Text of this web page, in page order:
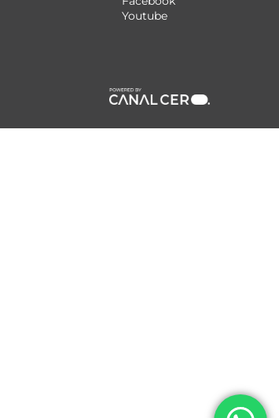
Youtube